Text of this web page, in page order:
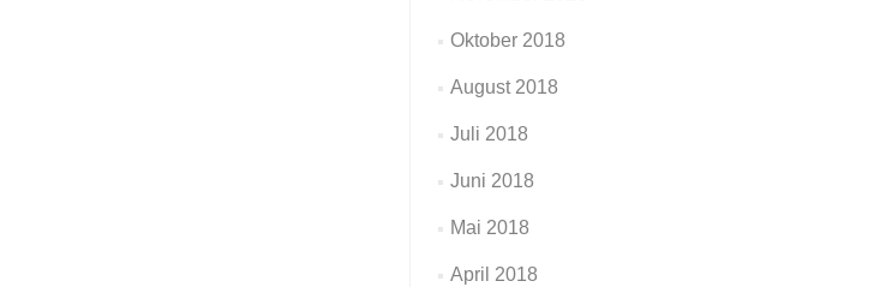
Oktober 2018
August 2018
Juli 2018
Juni 2018
Mai 2018
April 2018